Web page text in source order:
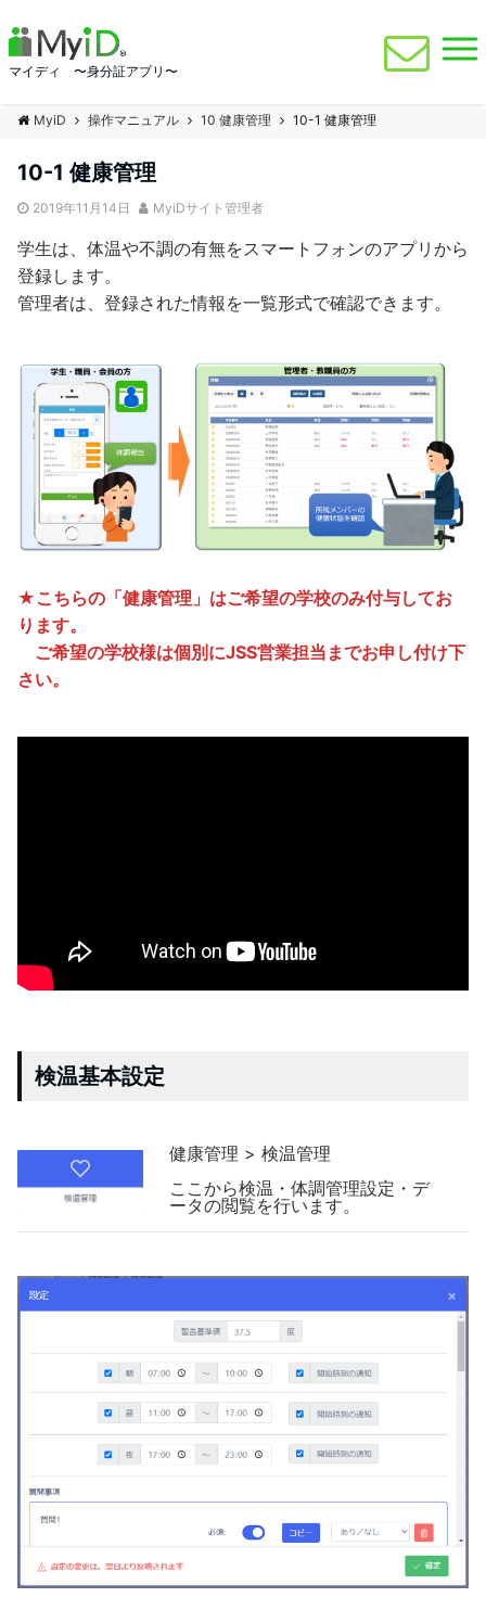
マイディ 〜身分証アプリ〜
MyiD 操作マニュアル 10 健康管理 10-1 健康管理
10-1 健康管理
2019年11月14日 MyiDサイト管理者
学生は、体温や不調の有無をスマートフォンのアプリから
登録します。
管理者は、登録された情報を一覧形式で確認できます。
★こちらの「健康管理」はご希望の学校のみ付与してお
ります。
ご希望の学校様は個別にJSS営業担当までお申し付け下
さい。
検温基本設定
健康管理 > 検温管理
ここから検温・体調管理設定・デ
ータの閲覧を行います。